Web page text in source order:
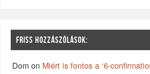
FRISS HOZZÁSZÓLÁSOK:
Dom on Miért is fontos a ‘6-